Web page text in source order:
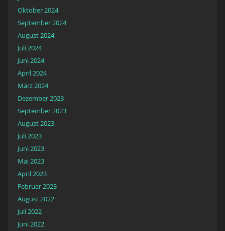
Oktober 2024
September 2024
August 2024
Juli 2024
Juni 2024
April 2024
März 2024
Dezember 2023
September 2023
August 2023
Juli 2023
Juni 2023
Mai 2023
April 2023
Februar 2023
August 2022
Juli 2022
Juni 2022